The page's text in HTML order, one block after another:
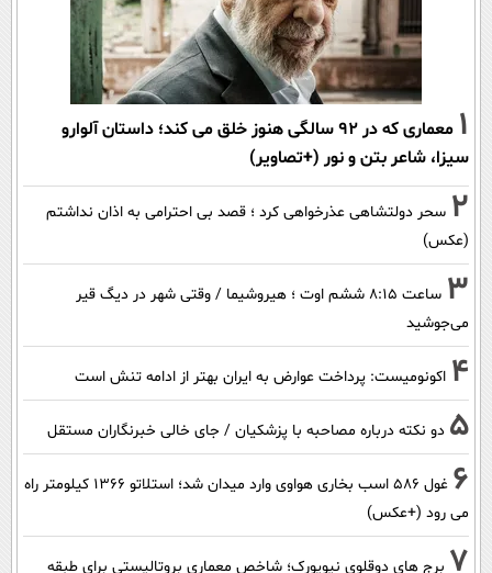
1
معماری که در 92 سالگی هنوز خلق می کند؛ داستان آلوارو
سیزا، شاعر بتن و نور (+تصاویر)
2 سحر دولتشاهی عذرخواهی کرد ؛ قصد بی احترامی به اذان نداشتم
(عکس)
3
ساعت ۸:۱۵ ششم اوت ؛ هیروشیما / وقتی شهر در دیگ قیر
می‌جوشید
4 اکونومیست: پرداخت عوارض به ایران بهتر از ادامه تنش است
5 دو نکته درباره مصاحبه با پزشکیان / جای خالی خبرنگاران مستقل
6
غول 586 اسب بخاری هواوی وارد میدان شد؛ استلاتو 1366 کیلومتر راه
می رود (+عکس)
7 برج های دوقلوی نیویورک؛ شاخص معماری بروتالیستی برای طبقه